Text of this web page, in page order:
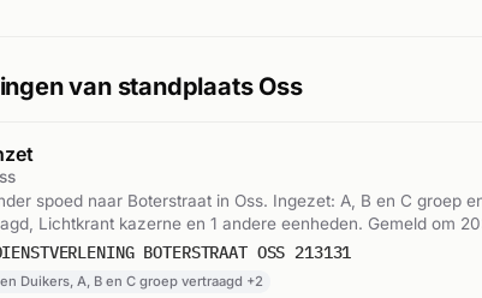
van standplaats Oss
spoed naar Boterstraat in Oss. Ingezet: A, B en C groep
Lichtkrant kazerne en 1 andere eenheden. Gemeld om
BOTERSTRAAT OSS 213131
Duikers, A, B en C groep vertraagd +2